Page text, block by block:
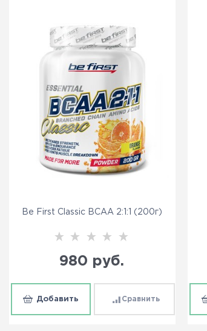
Be First Classic BCAA 2:1:1 (200г)
980 руб.
Добавить Сравнить